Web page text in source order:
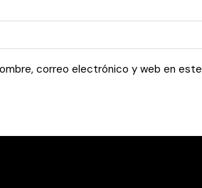
correo electrónico y web en